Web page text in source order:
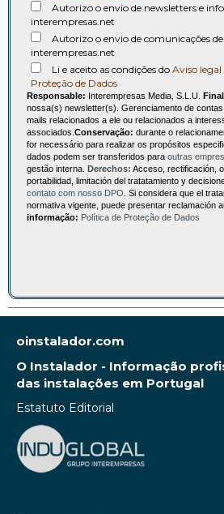
Autorizo o envio de newsletters e
interempresas.net
Autorizo o envio de comunicações
interempresas.net
Li e aceito as condições do Aviso legal
Proteção de Dados
Responsable: Interempresas Media, S.L.U.
nossa(s) newsletter(s). Gerenciamento de
mails relacionados a ele ou relacionados a
associados. Conservação: durante o
for necessário para realizar os propósitos
dados podem ser transferidos para outras
gestão interna. Derechos: Acceso, rectificación,
portabilidad, limitación del tratatamiento y
contato com nosso DPO . Si considera que el
normativa vigente, puede presentar reclamación
informação: Política de Proteção de Dados
oinstalador.com
O Instalador - Informação
das instalações em Portugal
Estatuto Editorial